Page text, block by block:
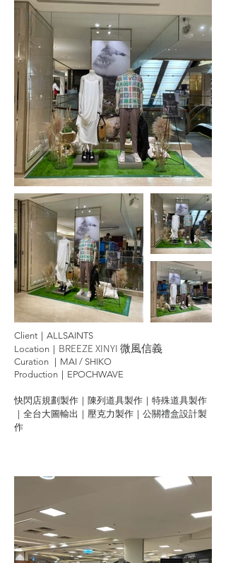
Client｜ALLSAINTS
Location｜ BREEZE XINYI 微風信義
Curation ｜MAI / SHIKO
Production｜EPOCHWAVE
快閃店規劃製作｜陳列道具製作｜特殊道具製作
｜全台大圖輸出｜壓克力製作｜公關禮盒設計製
作